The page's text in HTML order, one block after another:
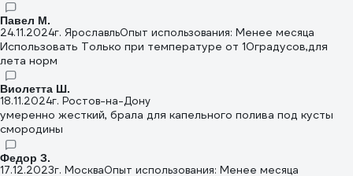
Павел М.
24.11.2024г. ЯрославльОпыт использования: Менее месяца
Использовать Только при температуре от 10градусов,для
лета норм
Виолетта Ш.
18.11.2024г. Ростов-на-Дону
умеренно жесткий, брала для капельного полива под кусты
смородины
Федор З.
17.12.2023г. МоскваОпыт использования: Менее месяца